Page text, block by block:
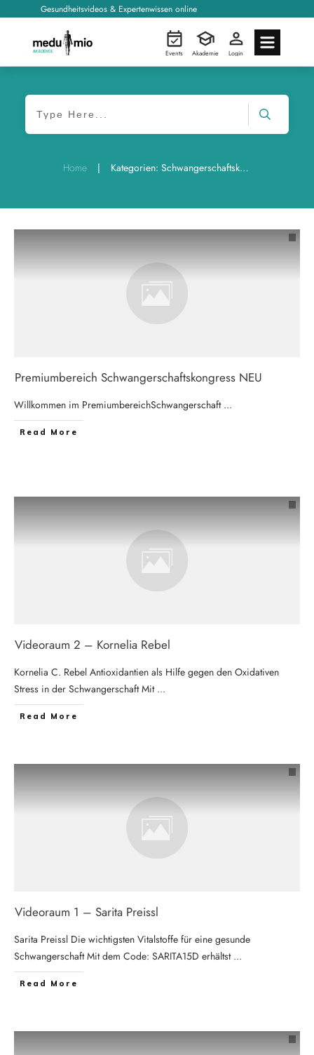
Gesundheitsvideos & Expertenwissen online
Events Akademie Login
Home | Kategorien: Schwangerschaftskongress
Premiumbereich Schwangerschaftskongress NEU
Willkommen im PremiumbereichSchwangerschaft ...
Read More
Videoraum 2 – Kornelia Rebel
Kornelia C. Rebel Antioxidantien als Hilfe gegen den Oxidativen
Stress in der Schwangerschaft Mit ...
Read More
Videoraum 1 – Sarita Preissl
Sarita Preissl Die wichtigsten Vitalstoffe für eine gesunde
Schwangerschaft Mit dem Code: SARITA15D erhältst ...
Read More